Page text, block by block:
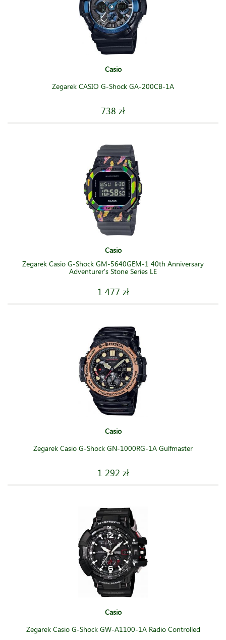
Casio
Zegarek CASIO G-Shock GA-200CB-1A
738 zł
Casio
Zegarek Casio G-Shock GM-5640GEM-1 40th Anniversary
Adventurer's Stone Series LE
1 477 zł
Casio
Zegarek Casio G-Shock GN-1000RG-1A Gulfmaster
1 292 zł
Casio
Zegarek Casio G-Shock GW-A1100-1A Radio Controlled